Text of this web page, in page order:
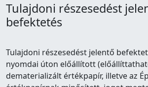
Tulajdoni részesedést
befektetés
Tulajdoni részesedést jelentő
nyomdai úton előállított
dematerializált értékpapír, illetve az